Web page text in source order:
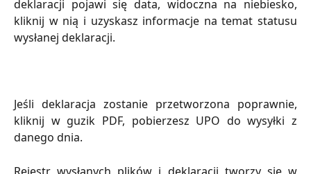
deklaracji pojawi się data, widoczna na niebiesko,
kliknij w nią i uzyskasz informacje na temat statusu
wysłanej deklaracji.
Jeśli deklaracja zostanie przetworzona poprawnie,
kliknij w guzik PDF, pobierzesz UPO do wysyłki z
danego dnia.